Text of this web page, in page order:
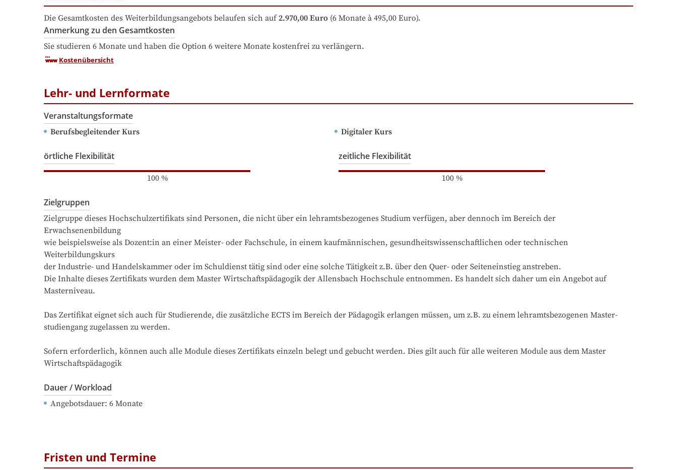
Die Gesamtkosten des Weiterbildungsangebots belaufen sich auf 2.970,00 Euro (6 Monate à 495,00 Euro).
Anmerkung zu den Gesamtkosten
Sie studieren 6 Monate und haben die Option 6 weitere Monate kostenfrei zu verlängern.
Kostenübersicht
Lehr- und Lernformate
Veranstaltungsformate
Berufsbegleitender Kurs Digitaler Kurs
örtliche Flexibilität
100%
zeitliche Flexibilität
100%
Zielgruppen
Zielgruppe dieses Hochschulzertifikats sind Personen, die nicht über ein lehramtsbezogenes Studium verfügen, aber dennoch im Bereich der
Erwachsenenbildung
wie beispielsweise als Dozent:in an einer Meister- oder Fachschule, in einem kaufmännischen, gesundheitswissenschaftlichen oder technischen
Weiterbildungskurs
der Industrie- und Handelskammer oder im Schuldienst tätig sind oder eine solche Tätigkeit z.B. über den Quer- oder Seiteneinstieg anstreben.
Die Inhalte dieses Zertifikats wurden dem Master Wirtschaftspädagogik der Allensbach Hochschule entnommen. Es handelt sich daher um ein Angebot auf
Masterniveau.
Das Zertifikat eignet sich auch für Studierende, die zusätzliche ECTS im Bereich der Pädagogik erlangen müssen, um z.B. zu einem lehramtsbezogenen Master-
studiengang zugelassen zu werden.
Sofern erforderlich, können auch alle Module dieses Zertifikats einzeln belegt und gebucht werden. Dies gilt auch für alle weiteren Module aus dem Master
Wirtschaftspädagogik
Dauer / Workload
Angebotsdauer: 6 Monate
Fristen und Termine